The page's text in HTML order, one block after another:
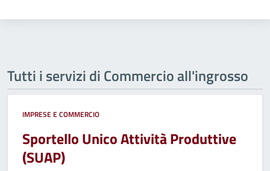
Tutti i servizi di Commercio all'ingrosso
IMPRESE E COMMERCIO
Sportello Unico Attività Produttive
(SUAP)